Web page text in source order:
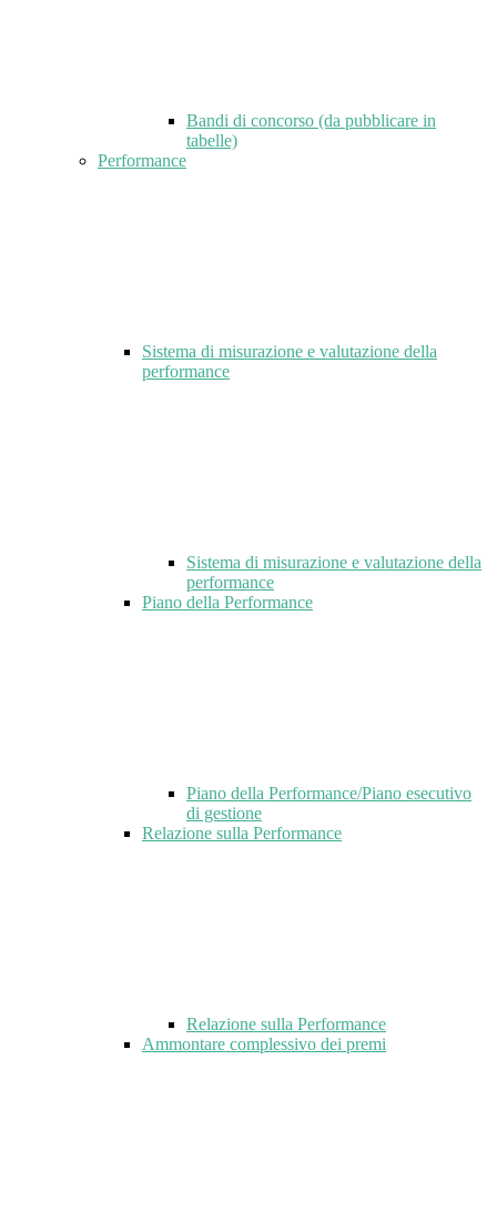
Bandi di concorso (da pubblicare in
tabelle)
Performance
Sistema di misurazione e valutazione della
performance
Sistema di misurazione e valutazione della
performance
Piano della Performance
Piano della Performance/Piano esecutivo
di gestione
Relazione sulla Performance
Relazione sulla Performance
Ammontare complessivo dei premi